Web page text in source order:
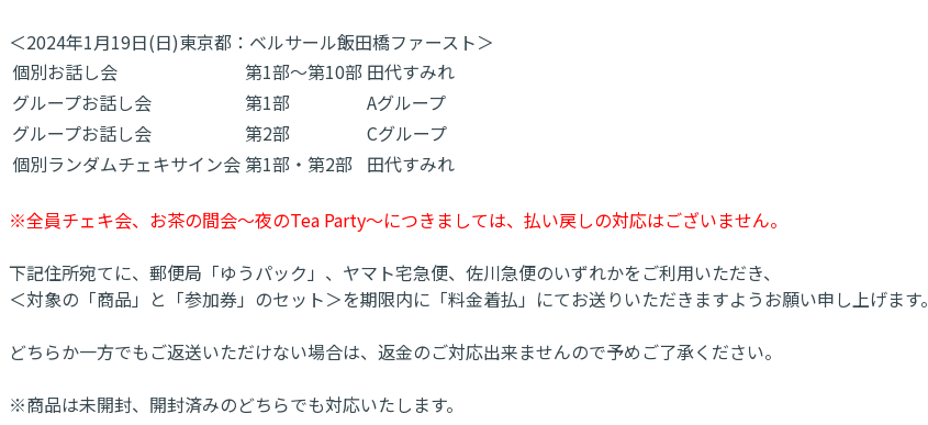
＜2024年1月19日(日)東京都：ベルサール飯田橋ファースト＞
個別お話し会
第1部～第10部 田代すみれ
グループお話し会
第1部
Aグループ
グループお話し会
第2部
Cグループ
個別ランダムチェキサイン会第1部・第2部 田代すみれ
※全員チェキ会、お茶の間会～夜のTea Party～につきましては、払い戻しの対応はございません。
下記住所宛てに、郵便局「ゆうパック」、ヤマト宅急便、佐川急便のいずれかをご利用いただき、
＜対象の「商品」と「参加券」のセット＞を期限内に「料金着払」にてお送りいただきますようお願い申し上げます。
どちらか一方でもご返送いただけない場合は、返金のご対応出来ませんので予めご了承ください。
※商品は未開封、開封済みのどちらでも対応いたします。